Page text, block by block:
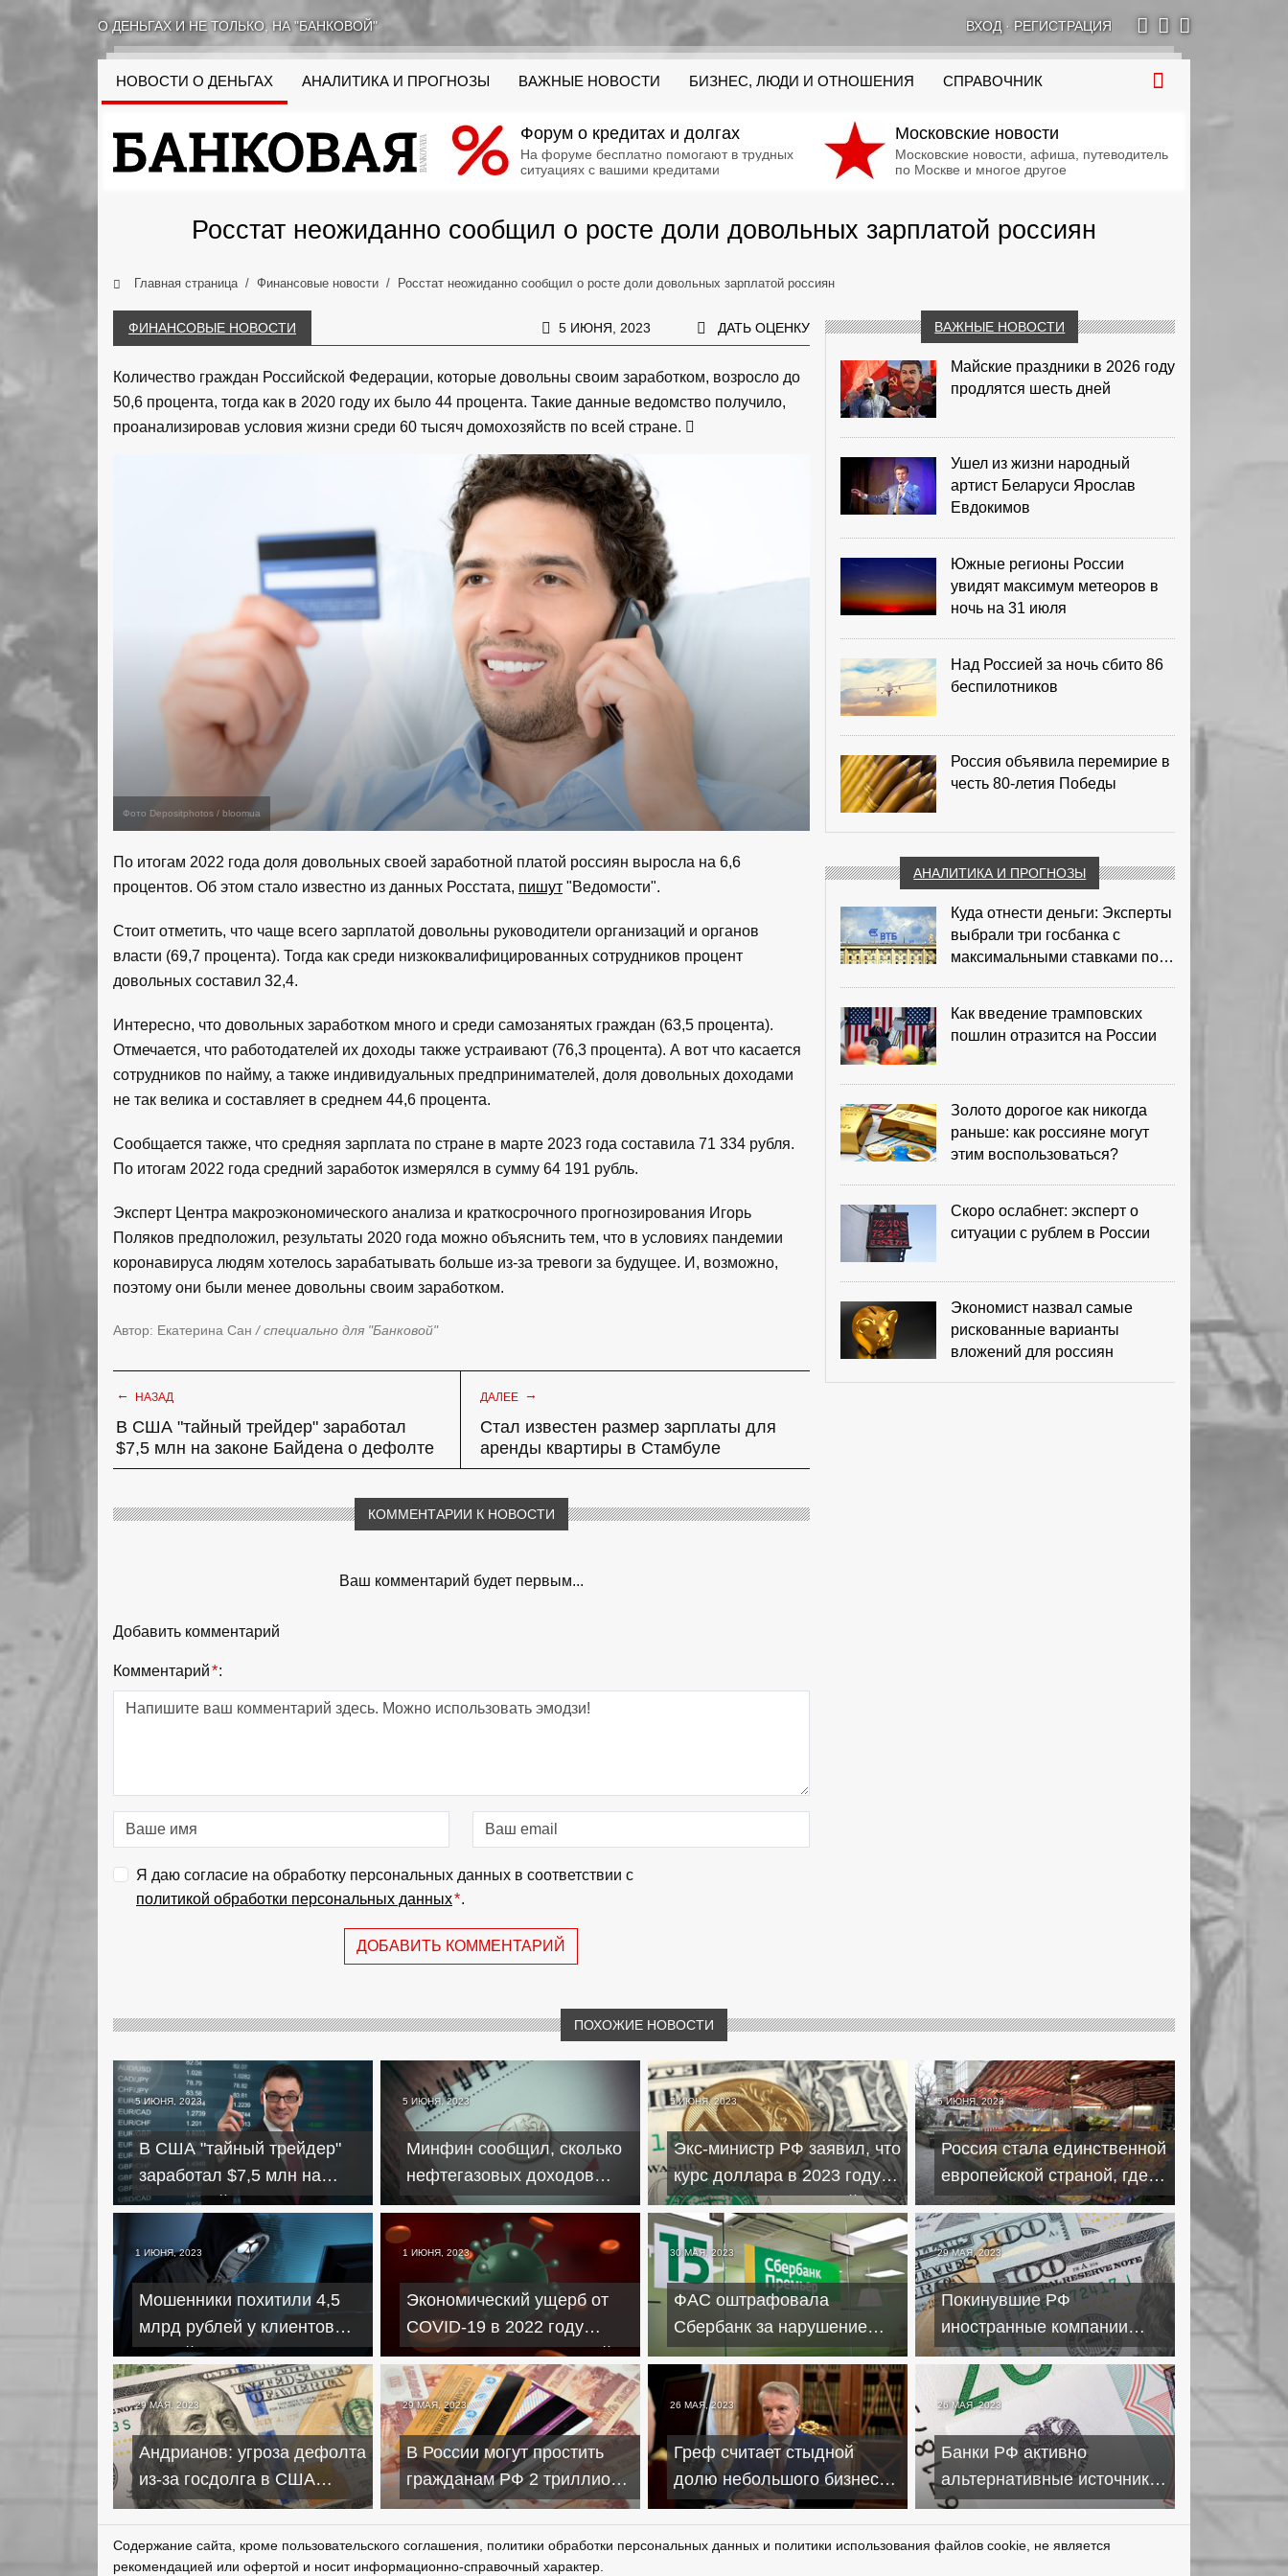
О ДЕНЬГАХ И НЕ ТОЛЬКО, НА "БАНКОВОЙ" ВХОД· РЕГИСТРАЦИЯ
НОВОСТИ О ДЕНЬГАХ АНАЛИТИКА И ПРОГНОЗЫ ВАЖНЫЕ НОВОСТИ БИЗНЕС, ЛЮДИ И ОТНОШЕНИЯ СПРАВОЧНИК
Форум о кредитах и долгах
На форуме бесплатно помогают в трудных
ситуациях с вашими кредитами
Московские новости
Московские новости, афиша, путеводитель
по Москве и многое другое
Росстат неожиданно сообщил о росте доли довольных зарплатой россиян
Главная страница Финансовые новости Росстат неожиданно сообщил о росте доли довольных зарплатой россиян
ФИНАНСОВЫЕ НОВОСТИ 5 ИЮНЯ, 2023 ДАТЬ ОЦЕНКУ
Количество граждан Российской Федерации, которые довольны своим заработком, возросло до
50,6 процента, тогда как в 2020 году их было 44 процента. Такие данные ведомство получило,
проанализировав условия жизни среди 60 тысяч домохозяйств по всей стране.
Фото Depositphotos / bloomua
По итогам 2022 года доля довольных своей заработной платой россиян выросла на 6,6
процентов. Об этом стало известно из данных Росстата, пишут "Ведомости".
Стоит отметить, что чаще всего зарплатой довольны руководители организаций и органов
власти (69,7 процента). Тогда как среди низкоквалифицированных сотрудников процент
довольных составил 32,4.
Интересно, что довольных заработком много и среди самозанятых граждан (63,5 процента).
Отмечается, что работодателей их доходы также устраивают (76,3 процента). А вот что касается
сотрудников по найму, а также индивидуальных предпринимателей, доля довольных доходами
не так велика и составляет в среднем 44,6 процента.
Сообщается также, что средняя зарплата по стране в марте 2023 года составила 71 334 рубля.
По итогам 2022 года средний заработок измерялся в сумму 64 191 рубль.
Эксперт Центра макроэкономического анализа и краткосрочного прогнозирования Игорь
Поляков предположил, результаты 2020 года можно объяснить тем, что в условиях пандемии
коронавируса людям хотелось зарабатывать больше из-за тревоги за будущее. И, возможно,
поэтому они были менее довольны своим заработком.
Автор: Екатерина Сан/ специально для "Банковой"
← НАЗАД
В США "тайный трейдер" заработал
$7,5 млн на законе Байдена о дефолте
ДАЛЕЕ →
Стал известен размер зарплаты для
аренды квартиры в Стамбуле
КОММЕНТАРИИ К НОВОСТИ
Ваш комментарий будет первым...
Добавить комментарий
Комментарий*:
Я даю согласие на обработку персональных данных в соответствии с
политикой обработки персональных данных*.
ДОБАВИТЬ КОММЕНТАРИЙ
ВАЖНЫЕ НОВОСТИ
Майские праздники в 2026 году
продлятся шесть дней
Ушел из жизни народный
артист Беларуси Ярослав
Евдокимов
Южные регионы России
увидят максимум метеоров в
ночь на 31 июля
Над Россией за ночь сбито 86
беспилотников
Россия объявила перемирие в
честь 80-летия Победы
АНАЛИТИКА И ПРОГНОЗЫ
Куда отнести деньги: Эксперты
выбрали три госбанка с
максимальными ставками по
Как введение трамповских
пошлин отразится на России
Золото дорогое как никогда
раньше: как россияне могут
этим воспользоваться?
Скоро ослабнет: эксперт о
ситуации с рублем в России
Экономист назвал самые
рискованные варианты
вложений для россиян
ПОХОЖИЕ НОВОСТИ
5 ИЮНЯ, 2023
В США "тайный трейдер"
заработал $7,5 млн на
законе Байдена о дефолте
5 ИЮНЯ, 2023
Минфин сообщил, сколько
нефтегазовых доходов
недополучит в июне
бюджет
5 ИЮНЯ, 2023
Экс-министр РФ заявил, что
курс доллара в 2023 году
будет ниже 100 рублей
5 ИЮНЯ, 2023
Россия стала единственной
европейской страной, где
подешевели продукты
1 ИЮНЯ, 2023
Мошенники похитили 4,5
млрд рублей у клиентов
российских банков
1 ИЮНЯ, 2023
Экономический ущерб от
COVID-19 в 2022 году
составил 1,6 трлн рублей
30 МАЯ, 2023
ФАС оштрафовала
Сбербанк за нарушение
рекламного
законодательства
29 МАЯ, 2023
Покинувшие РФ
иностранные компании
вывели 36 миллиардов
долларов
29 МАЯ, 2023
Андрианов: угроза дефолта
из-за госдолга в США
перенесена на будущее
29 МАЯ, 2023
В России могут простить
гражданам РФ 2 триллиона
долгов по кредитам
26 МАЯ, 2023
Греф считает стыдной
долю небольшого бизнеса
в ВВП России в 20%
26 МАЯ, 2023
Банки РФ активно
альтернативные источники
прибыли в смежных
Содержание сайта, кроме пользовательского соглашения, политики обработки персональных данных и политики использования файлов cookie, не является
рекомендацией или офертой и носит информационно-справочный характер.